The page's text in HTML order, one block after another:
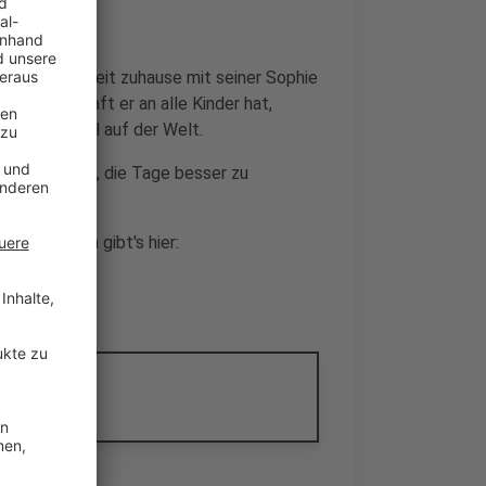
seine Zeit zuhause mit seiner Sophie
Botschaft er an alle Kinder hat,
überall auf der Welt.
helfen, die Tage besser zu
Ausmalen gibt's hier: